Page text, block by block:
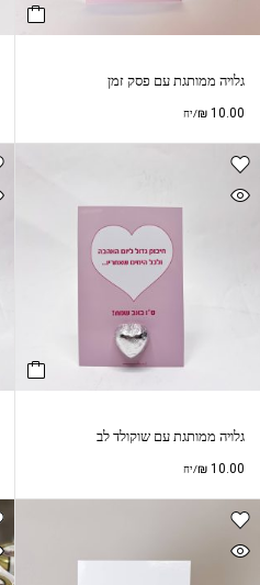
גלויה ממותגת עם פסק זמן
₪ 10.00 /יח
גלויה ממותגת עם שוקולד לב
₪ 10.00 /יח